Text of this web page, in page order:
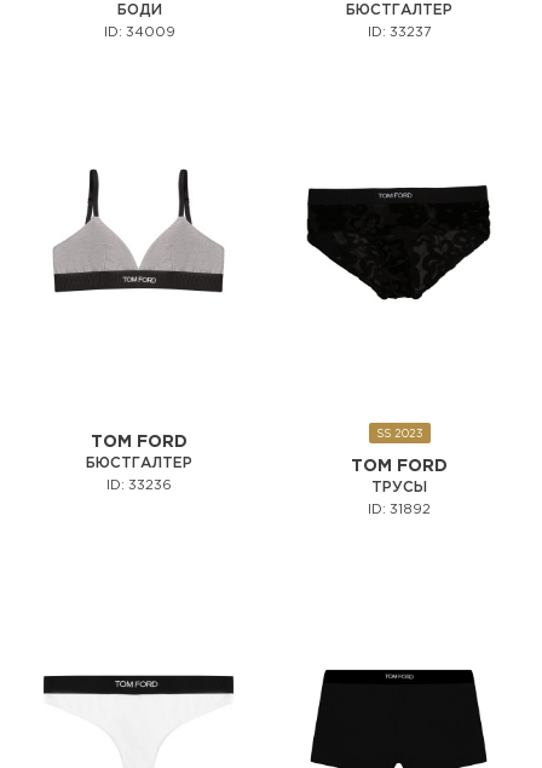
БОДИ
ID: 34009
БЮСТГАЛТЕР
ID: 33237
TOM FORD
БЮСТГАЛТЕР
ID: 33236
SS 2023
TOM FORD
ТРУСЫ
ID: 31892